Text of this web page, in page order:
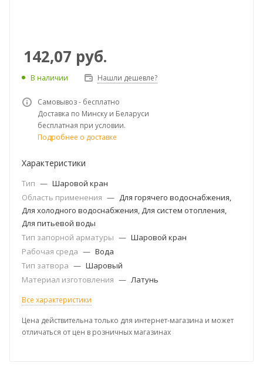
142,07 руб.
В наличии Нашли дешевле?
Самовывоз - бесплатно
Доставка по Минску и Беларуси
бесплатная при условии.
Подробнее о доставке
Характеристики
Тип — Шаровой кран
Область применения — Для горячего водоснабжения,
Для холодного водоснабжения, Для систем отопления,
Для питьевой воды
Тип запорной арматуры — Шаровой кран
Рабочая среда — Вода
Тип затвора — Шаровый
Материал изготовления — Латунь
Все характеристики
Цена действительна только для интернет-магазина и может
отличаться от цен в розничных магазинах